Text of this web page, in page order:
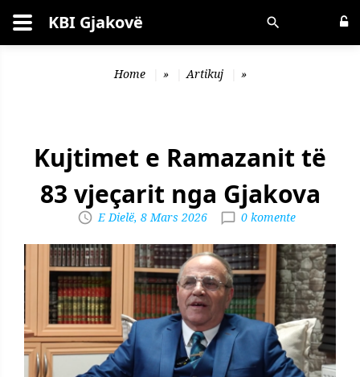
Kërko KBI Gjakovë
Home » Artikuj »
Kujtimet e Ramazanit të
83 vjeçarit nga Gjakova
E Dielë, 8 Mars 2026 0 komente